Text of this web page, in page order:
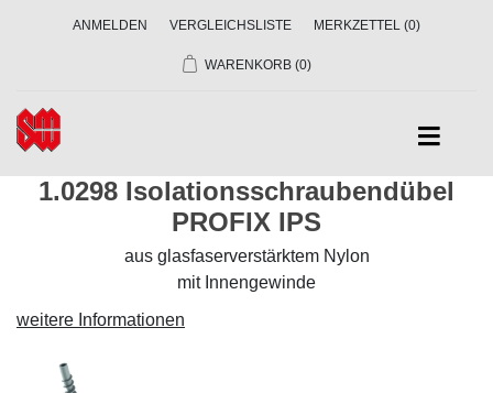
ANMELDEN VERGLEICHSLISTE MERKZETTEL (0)
WARENKORB (0)
1.0298 Isolationsschraubendübel
PROFIX IPS
aus glasfaserverstärktem Nylon
mit Innengewinde
weitere Informationen